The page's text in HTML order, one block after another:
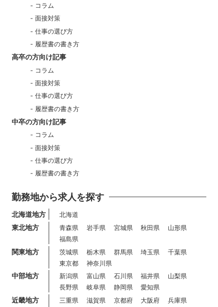
コラム
面接対策
仕事の選び方
履歴書の書き方
高卒の方向け記事
コラム
面接対策
仕事の選び方
履歴書の書き方
中卒の方向け記事
コラム
面接対策
仕事の選び方
履歴書の書き方
勤務地から求人を探す
北海道地方 北海道
東北地方 青森県 岩手県 宮城県 秋田県
山形県
福島県
関東地方 茨城県 栃木県 群馬県 埼玉県
千葉県
東京都
神奈川県
中部地方 新潟県 富山県 石川県 福井県
山梨県
長野県
岐阜県 静岡県 愛知県
近畿地方 三重県 滋賀県 京都府 大阪府
兵庫県